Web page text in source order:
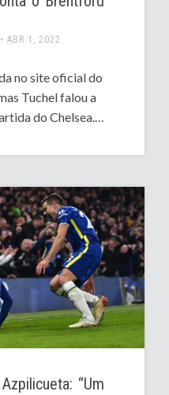
• ABR 1, 2022
no site oficial do
Tuchel falou a
do Chelsea.…
“Um